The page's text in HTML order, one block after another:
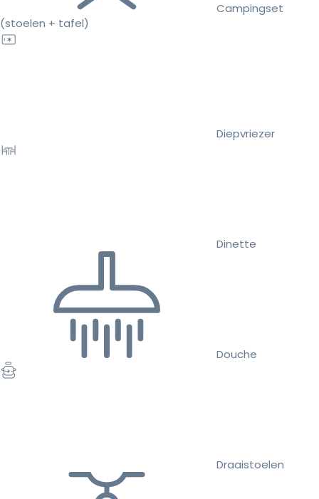
Campingset
(stoelen + tafel)
Diepvriezer
Dinette
Douche
Draaistoelen